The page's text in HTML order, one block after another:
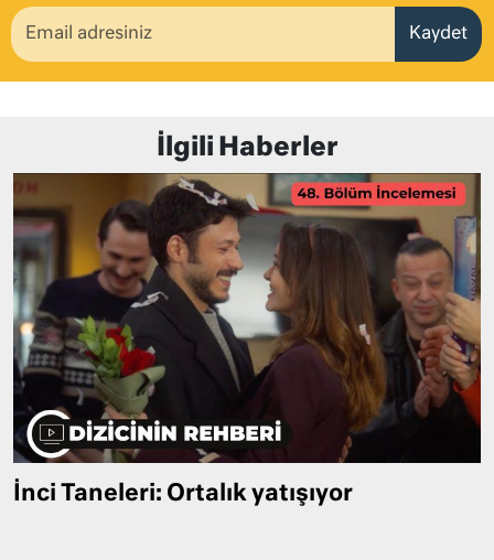
Kaydet
İlgili Haberler
İnci Taneleri: Ortalık yatışıyor